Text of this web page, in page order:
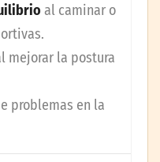
al caminar o
mejorar la postura
problemas en la